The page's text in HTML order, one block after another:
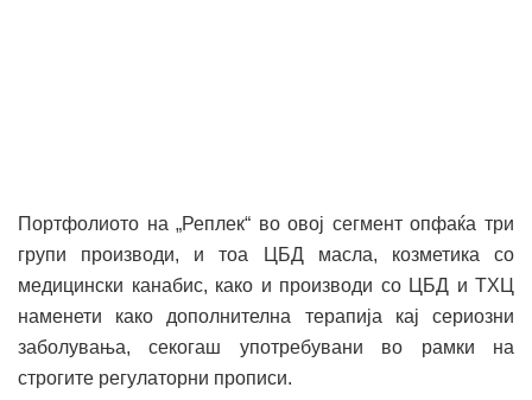
Портфолиото на „Реплек“ во овој сегмент опфаќа три
групи производи, и тоа ЦБД масла, козметика со
медицински канабис, како и производи со ЦБД и ТХЦ
наменети како дополнителна терапија кај сериозни
заболувања, секогаш употребувани во рамки на
строгите регулаторни прописи.